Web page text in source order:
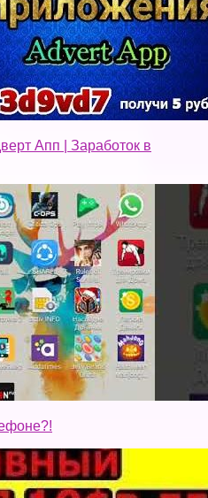
Апп | Заработок в